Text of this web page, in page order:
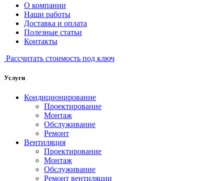
О компании
Наши работы
Доставка и оплата
Полезные статьи
Контакты
Рассчитать стоимость под ключ
Услуги
Кондиционирование
Проектирование
Монтаж
Обслуживание
Ремонт
Вентиляция
Проектирование
Монтаж
Обслуживание
Ремонт вентиляции